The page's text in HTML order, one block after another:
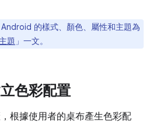
的樣式、顏色、屬性和主題為
題 」一文。
色彩配置
根據使用者的桌布產生色彩配